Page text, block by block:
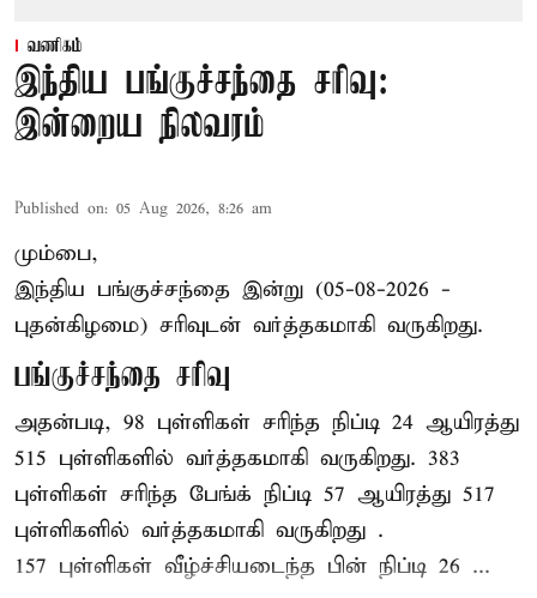
வணிகம்
இந்திய பங்குச்சந்தை சரிவு:
இன்றைய நிலவரம்
Published on: 05 Aug 2026, 8:26 am
மும்பை,
இந்திய பங்குச்சந்தை இன்று (05-08-2026 -
புதன்கிழமை) சரிவுடன் வர்த்தகமாகி வருகிறது.
பங்குச்சந்தை சரிவு
அதன்படி, 98 புள்ளிகள் சரிந்த நிப்டி 24 ஆயிரத்து
515 புள்ளிகளில் வர்த்தகமாகி வருகிறது. 383
புள்ளிகள் சரிந்த பேங்க் நிப்டி 57 ஆயிரத்து 517
புள்ளிகளில் வர்த்தகமாகி வருகிறது .
157 புள்ளிகள் வீழ்ச்சியடைந்த பின் நிப்டி 26 ...